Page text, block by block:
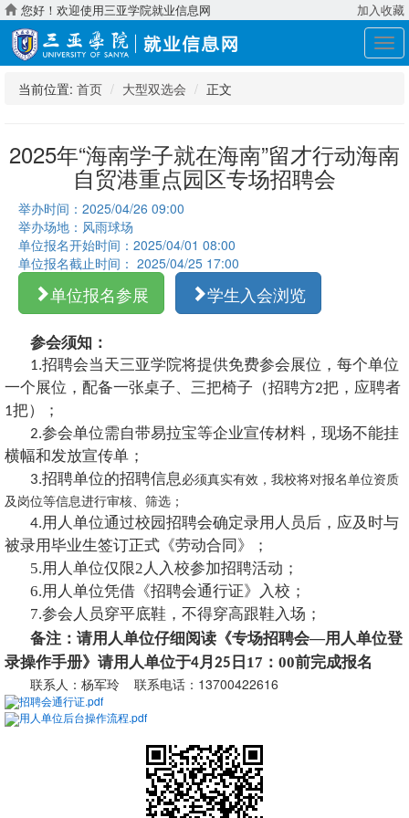
您好！欢迎使用三亚学院就业信息网 加入收藏
展
开
当前位置: 首页 大型双选会 正文
2025年“海南学子就在海南”留才行动海南
自贸港重点园区专场招聘会
举办时间：2025/04/26 09:00
举办场地：风雨球场
单位报名开始时间：2025/04/01 08:00
单位报名截止时间： 2025/04/25 17:00
单位报名参展 学生入会浏览
参会须知：
1.招聘会当天三亚学院将提供免费参会展位，每个单位
一个展位，配备一张桌子、 三把椅子（招聘方2把，应聘者
1把）；
2.参会单位需自带易拉宝等企业宣传材料，现场不能挂
横幅和发放宣传单；
3.招聘单位的招聘信息必须真实有效，我校将对报名单位资质
及岗位等信息进行审核、筛选；
4.用人单位通过校园招聘会确定录用人员后，应及时与
被录用毕业生签订正式《劳动合同》；
5.用人单位仅限2人入校参加招聘活动；
6.用人单位凭借《招聘会通行证》入校；
7.参会人员穿平底鞋，不得穿高跟鞋入场；
备注：请用人单位仔细阅读《专场招聘会—用人单位登
录操作手册》请用人单位于4月 25 日17：00前完成报名
联系人：杨军玲 联系电话：13700422616
招聘会通行证.pdf
用人单位后台操作流程.pdf